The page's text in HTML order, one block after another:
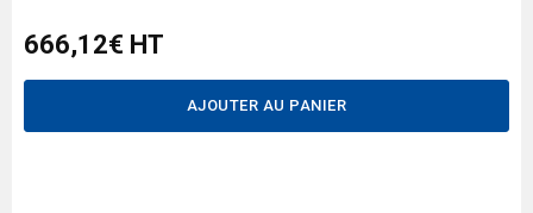
666,12€ HT
AJOUTER AU PANIER